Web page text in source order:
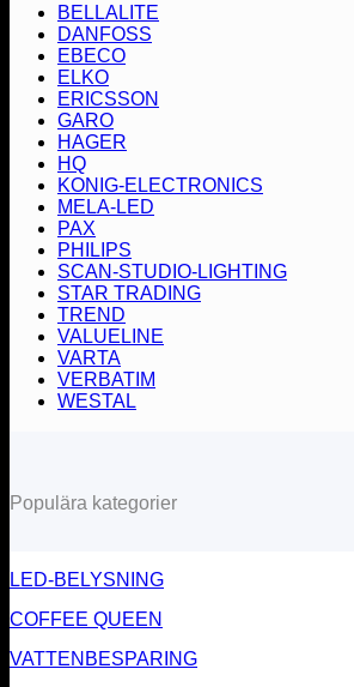
BELLALITE
DANFOSS
EBECO
ELKO
ERICSSON
GARO
HAGER
HQ
KONIG-ELECTRONICS
MELA-LED
PAX
PHILIPS
SCAN-STUDIO-LIGHTING
STAR TRADING
TREND
VALUELINE
VARTA
VERBATIM
WESTAL
Populära kategorier
LED-BELYSNING
COFFEE QUEEN
VATTENBESPARING